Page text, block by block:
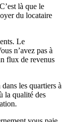
là que le
du locataire
Le
n’avez pas à
flux de revenus
les quartiers à
la qualité des